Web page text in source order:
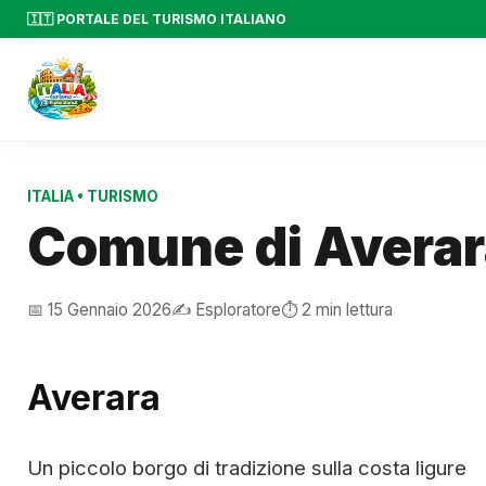
🇮🇹 PORTALE DEL TURISMO ITALIANO
ITALIA • TURISMO
Comune di
📅 15 Gennaio 2026✍️ Esploratore⏱️ 2 min lettura
Averara
Un piccolo borgo di tradizione sulla costa ligure